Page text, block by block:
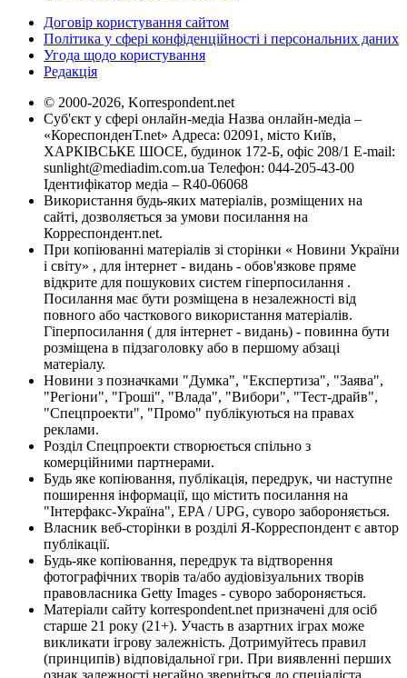
Договір користування сайтом
Політика у сфері конфіденційності і персональних даних
Угода щодо користування
Редакція
© 2000-2026, Korrespondent.net
Суб'єкт у сфері онлайн-медіа Назва онлайн-медіа –
«КореспонденТ.net» Адреса: 02091, місто Київ,
ХАРКІВСЬКЕ ШОСЕ, будинок 172-Б, офіс 208/1 E-mail:
sunlight@mediadim.com.ua Телефон: 044-205-43-00
Ідентифікатор медіа – R40-06068
Використання будь-яких матеріалів, розміщених на
сайті, дозволяється за умови посилання на
Корреспондент.net.
При копіюванні матеріалів зі сторінки « Новини України
і світу» , для інтернет - видань - обов'язкове пряме
відкрите для пошукових систем гіперпосилання .
Посилання має бути розміщена в незалежності від
повного або часткового використання матеріалів.
Гіперпосилання ( для інтернет - видань) - повинна бути
розміщена в підзаголовку або в першому абзаці
матеріалу.
Новини з позначками "Думка", "Експертиза", "Заява",
"Регіони", "Гроші", "Влада", "Вибори", "Тест-драйв",
"Спецпроекти", "Промо" публікуються на правах
реклами.
Розділ Спецпроекти створюється спільно з
комерційними партнерами.
Будь яке копіювання, публікація, передрук, чи наступне
поширення інформації, що містить посилання на
"Інтерфакс-Україна", EPA / UPG, суворо забороняється.
Власник веб-сторінки в розділі Я-Корреспондент є автор
публікації.
Будь-яке копіювання, передрук та відтворення
фотографічних творів та/або аудіовізуальних творів
правовласника Getty Images - суворо забороняється.
Матеріали сайту korrespondent.net призначені для осіб
старше 21 року (21+). Участь в азартних іграх може
викликати ігрову залежність. Дотримуйтесь правил
(принципів) відповідальної гри. При виявленні перших
ознак залежності негайно зверніться до спеціаліста.